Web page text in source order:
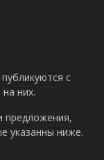
с
них.
предложения,
указанны ниже.